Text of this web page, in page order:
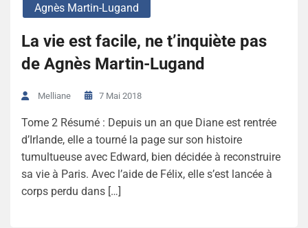
Agnès Martin-Lugand
La vie est facile, ne t’inquiète pas
de Agnès Martin-Lugand
Melliane 7 Mai 2018
Tome 2 Résumé : Depuis un an que Diane est rentrée
d’Irlande, elle a tourné la page sur son histoire
tumultueuse avec Edward, bien décidée à reconstruire
sa vie à Paris. Avec l’aide de Félix, elle s’est lancée à
corps perdu dans […]